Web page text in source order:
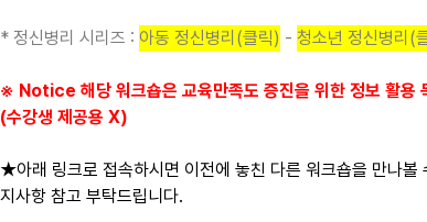
* 정신병리 시리즈 : 아동 정신병리(클릭) - 청소년 정신병리(
※ Notice 해당 워크숍은 교육만족도 증진을 위한 정보 활용
(수강생 제공용 X)
★아래 링크로 접속하시면 이전에 놓친 다른 워크숍을 만나
지사항 참고 부탁드립니다.